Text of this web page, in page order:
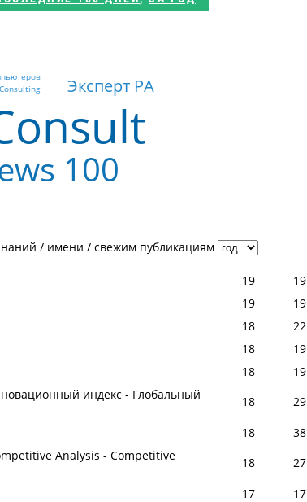
100
Эксперт РА
/ имени / свежим публикациям
19
19
19
19
18
22
18
19
18
19
индекс - Глобальный
18
29
18
38
Analysis - Competitive
18
27
17
17